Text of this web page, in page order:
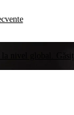
nivel global.